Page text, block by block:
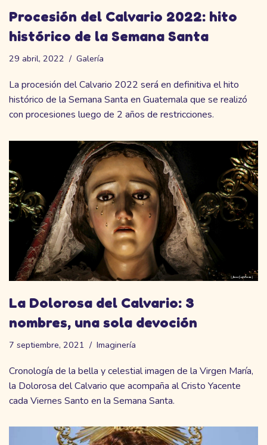
Procesión del Calvario 2022: hito
histórico de la Semana Santa
29 abril, 2022 Galería
La procesión del Calvario 2022 será en definitiva el hito
histórico de la Semana Santa en Guatemala que se realizó
con procesiones luego de 2 años de restricciones.
La Dolorosa del Calvario: 3
nombres, una sola devoción
7 septiembre, 2021 Imaginería
Cronología de la bella y celestial imagen de la Virgen María,
la Dolorosa del Calvario que acompaña al Cristo Yacente
cada Viernes Santo en la Semana Santa.